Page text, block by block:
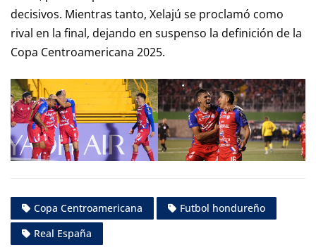
decisivos. Mientras tanto, Xelajú se proclamó como
rival en la final, dejando en suspenso la definición de la
Copa Centroamericana 2025.​
Copa Centroamericana
Futbol hondureño
Real España